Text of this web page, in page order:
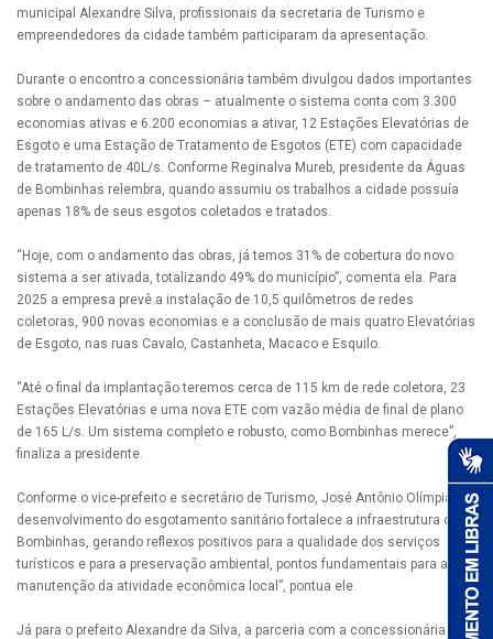
municipal Alexandre Silva, profissionais da secretaria de Turismo e
empreendedores da cidade também participaram da apresentação.
Durante o encontro a concessionária também divulgou dados importantes
sobre o andamento das obras – atualmente o sistema conta com 3.300
economias ativas e 6.200 economias a ativar, 12 Estações Elevatórias de
Esgoto e uma Estação de Tratamento de Esgotos (ETE) com capacidade
de tratamento de 40L/s. Conforme Reginalva Mureb, presidente da Águas
de Bombinhas relembra, quando assumiu os trabalhos a cidade possuía
apenas 18% de seus esgotos coletados e tratados.
“Hoje, com o andamento das obras, já temos 31% de cobertura do novo
sistema a ser ativada, totalizando 49% do município”, comenta ela. Para
2025 a empresa prevê a instalação de 10,5 quilômetros de redes
coletoras, 900 novas economias e a conclusão de mais quatro Elevatórias
de Esgoto, nas ruas Cavalo, Castanheta, Macaco e Esquilo.
“Até o final da implantação teremos cerca de 115 km de rede coletora, 23
Estações Elevatórias e uma nova ETE com vazão média de final de plano
de 165 L/s. Um sistema completo e robusto, como Bombinhas merece”,
finaliza a presidente.
Conforme o vice-prefeito e secretário de Turismo, José Antônio Olímpia, “o
desenvolvimento do esgotamento sanitário fortalece a infraestrutura de
Bombinhas, gerando reflexos positivos para a qualidade dos serviços
turísticos e para a preservação ambiental, pontos fundamentais para a
manutenção da atividade econômica local”, pontua ele.
Já para o prefeito Alexandre da Silva, a parceria com a concessionária é